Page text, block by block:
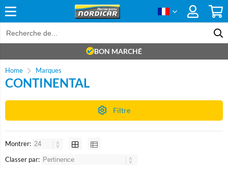
BON MARCHÉ
Home Marques
CONTINENTAL
Filtre
Montrer:
Classer par: